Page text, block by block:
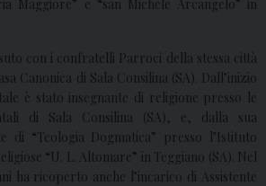
Maggiore” e “san Michele Arcangelo” in
con i confratelli Parroci della stessa città
Canonica di Sala Consilina (SA). Dall’inizio
è stato insegnante di religione presso le
di Sala Consilina (SA), e, dalla sua
di “Teologia Dogmatica” presso l’Istituto
“U. L. Altomare” in Teggiano (SA). Nel
ha ricoperto anche l’incarico di Assistente